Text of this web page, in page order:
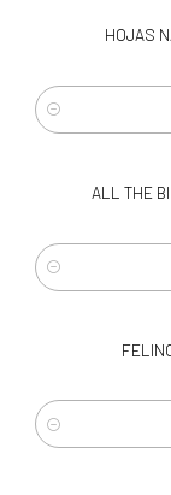
HOJAS
Cantidad
ALL THE
Cantidad
Cantidad